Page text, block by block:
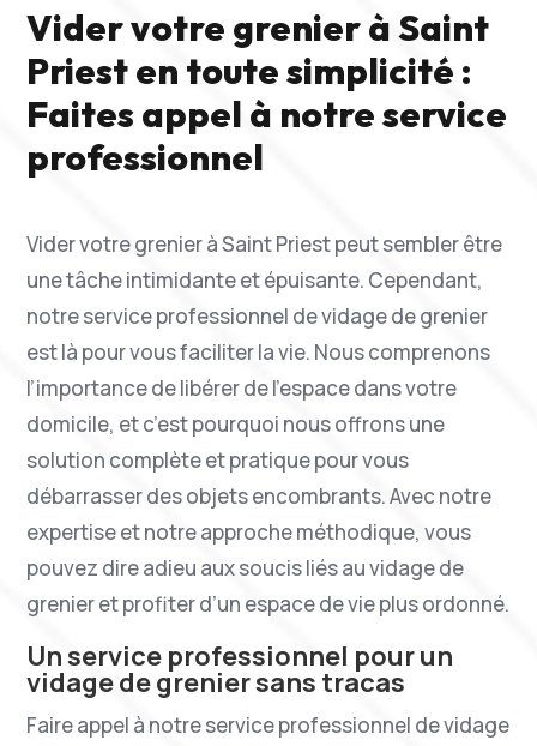
Vider votre grenier à Saint
Priest en toute simplicité :
Faites appel à notre service
professionnel
Vider votre grenier à Saint Priest peut sembler être
une tâche intimidante et épuisante. Cependant,
notre service professionnel de vidage de grenier
est là pour vous faciliter la vie. Nous comprenons
l’importance de libérer de l’espace dans votre
domicile, et c’est pourquoi nous offrons une
solution complète et pratique pour vous
débarrasser des objets encombrants. Avec notre
expertise et notre approche méthodique, vous
pouvez dire adieu aux soucis liés au vidage de
grenier et profiter d’un espace de vie plus ordonné.
Un service professionnel pour un
vidage de grenier sans tracas
Faire appel à notre service professionnel de vidage